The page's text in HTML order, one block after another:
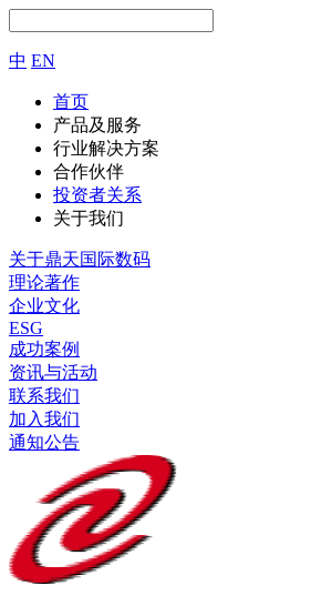
中 EN
首页
产品及服务
行业解决方案
合作伙伴
投资者关系
关于我们
关于鼎天国际数码
理论著作
企业文化
ESG
成功案例
资讯与活动
联系我们
加入我们
通知公告